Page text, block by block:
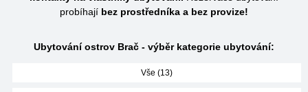
probíhají bez prostředníka a bez provize!
Ubytování ostrov Brač - výběr kategorie ubytování:
Vše (13)